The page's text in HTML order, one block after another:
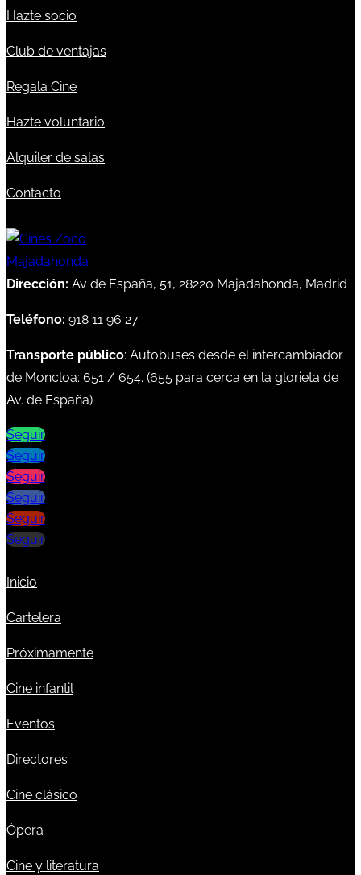
Hazte socio
Club de ventajas
Regala Cine
Hazte voluntario
Alquiler de salas
Contacto
Dirección: Av de España, 51, 28220 Majadahonda, Madrid
Teléfono: 918 11 96 27
Transporte público: Autobuses desde el intercambiador
de Moncloa: 651 / 654. (655 para cerca en la glorieta de
Av. de España)
Seguir
Seguir
Seguir
Seguir
Seguir
Seguir
Inicio
Cartelera
Próximamente
Cine infantil
Eventos
Directores
Cine clásico
Ópera
Cine y literatura